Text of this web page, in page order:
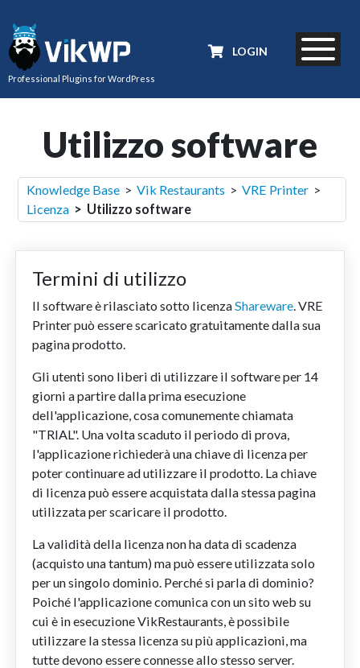
Professional Plugins for WordPress
LOGIN
Utilizzo software
Knowledge Base > Vik Restaurants > VRE Printer >
Licenza > Utilizzo software
Termini di utilizzo
Il software è rilasciato sotto licenzaShareware. VRE
Printer può essere scaricato gratuitamente dalla sua
pagina prodotto.
Gli utenti sono liberi di utilizzare il software per 14
giorni a partire dalla prima esecuzione
dell'applicazione, cosa comunemente chiamata
"TRIAL". Una volta scaduto il periodo di prova,
l'applicazione richiederà una chiave di licenza per
poter continuare ad utilizzare il prodotto. La chiave
di licenza può essere acquistata dalla stessa pagina
utilizzata per scaricare il prodotto.
La validità della licenza non ha data di scadenza
(acquisto una tantum) ma può essere utilizzata solo
per un singolo dominio. Perché si parla di dominio?
Poiché l'applicazione comunica con un sito web su
cui è in esecuzione VikRestaurants, è possibile
utilizzare la stessa licenza su più applicazioni, ma
tutte devono essere connesse allo stesso server.